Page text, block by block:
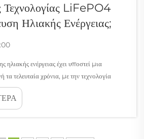
Τεχνολογίας LiFePO4
Ηλιακής Ενέργειας;
ηλιακής ενέργειας έχει υποστεί μια
τα τελευταία χρόνια, με την τεχνολογία
(lithium iron phosphate) να
σύνθεση για οικιακές, εμπορικές και